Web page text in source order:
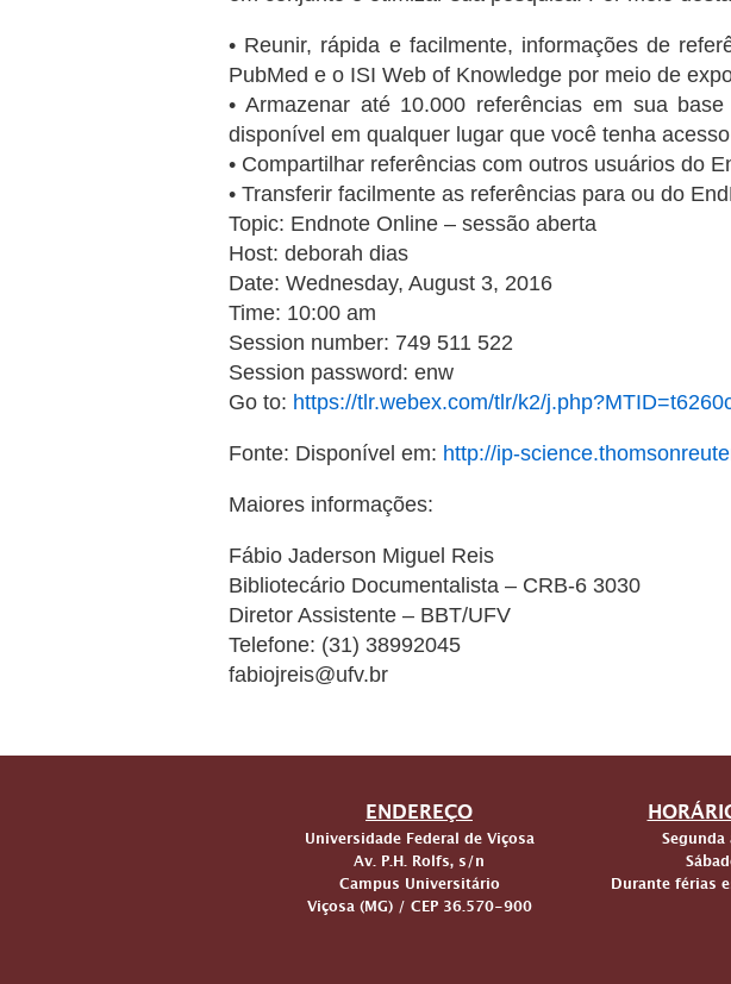
• Reunir, rápida e facilmente, informações de
PubMed e o ISI Web of Knowledge por meio de
• Armazenar até 10.000 referências em sua
disponível em qualquer lugar que você tenha
• Compartilhar referências com outros usuários do
• Transferir facilmente as referências para ou do
Topic: Endnote Online – sessão aberta
Host: deborah dias
Date: Wednesday, August 3, 2016
Time: 10:00 am
Session number: 749 511 522
Session password: enw
Go to: https://tlr.webex.com/tlr/k2/
Fonte: Disponível em: http://ip-
Maiores informações:
Fábio Jaderson Miguel Reis
Bibliotecário Documentalista – CRB-6 3030
Diretor Assistente – BBT/UFV
Telefone: (31) 38992045
fabiojreis@ufv.br
ENDEREÇO
Universidade Federal de Viçosa
Av. P.H. Rolfs, s/n
Campus Universitário
Viçosa (MG) / CEP 36.570-900
Durante férias